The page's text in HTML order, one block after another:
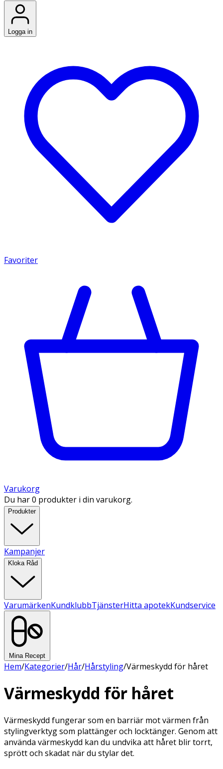
Logga in
Favoriter
Varukorg
Du har 0 produkter i din varukorg.
Produkter
Kampanjer
Kloka Råd
VarumärkenKundklubbTjänsterHitta apotekKundservice
Mina Recept
Hem/Kategorier/Hår/Hårstyling/Värmeskydd för håret
Värmeskydd för håret
Värmeskydd fungerar som en barriär mot värmen från
stylingverktyg som plattänger och locktänger. Genom att
använda värmeskydd kan du undvika att håret blir torrt,
sprött och skadat när du stylar det.